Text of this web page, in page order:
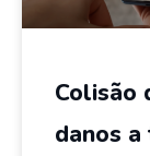
Colisão
danos